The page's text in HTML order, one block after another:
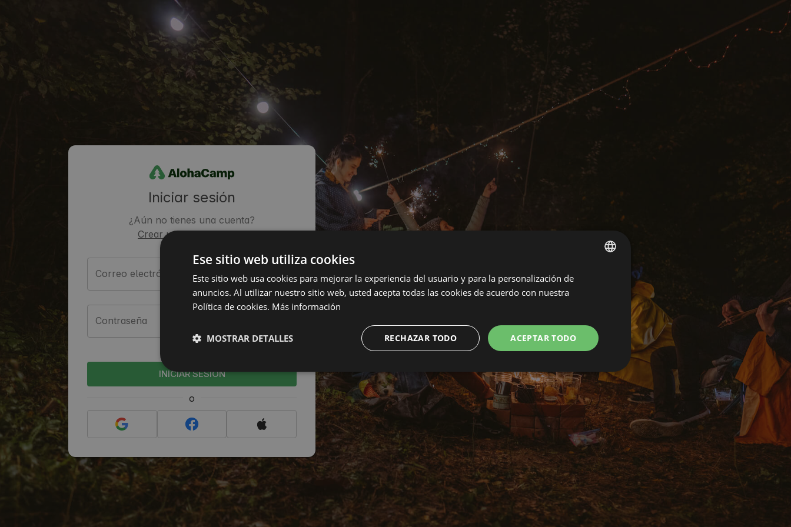
Iniciar sesión
¿Aún no tienes una cuenta?
Crear una cuenta gratis.
Correo electrónico
Contraseña
¿Has olvidado tu contraseña?
INICIAR SESIÓN
o
GERMAN
FRENCH
CZECH
DUTCH
SLOVAK
Ese sitio web utiliza cookies
Este sitio web usa cookies para mejorar la experiencia del usuario y para la personalización de
anuncios. Al utilizar nuestro sitio web, usted acepta todas las cookies de acuerdo con nuestra
Política de cookies. Más información
ACEPTAR TODO
RECHAZAR TODO
MOSTRAR DETALLES